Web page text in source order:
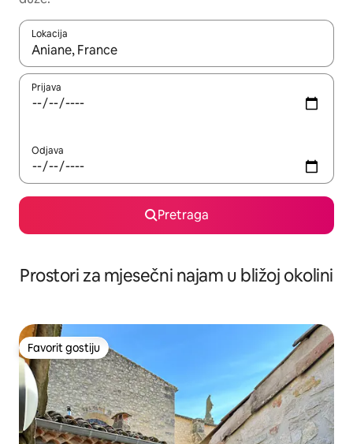
Lokacija
Kad su rezultati dostupni, možete da se krećete kroz njih
Prijava
Odjava
Pretraga
Prostori za mjesečni najam u bližoj okolini
Favorit gostiju
Favorit gostiju